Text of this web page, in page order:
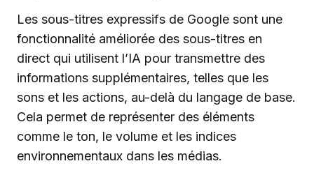
Les sous-titres expressifs de Google sont une
fonctionnalité améliorée des sous-titres en
direct qui utilisent l’IA pour transmettre des
informations supplémentaires, telles que les
sons et les actions, au-delà du langage de base.
Cela permet de représenter des éléments
comme le ton, le volume et les indices
environnementaux dans les médias.